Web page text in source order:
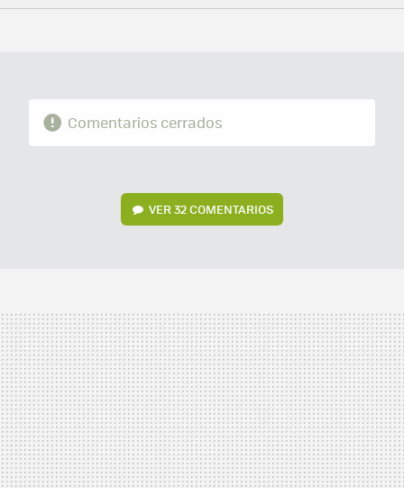
FACEBOOK
TWITTERFLIPBOARD
E-
WHATSAPP
Comentarios cerrados
VER32 COMENTARIOS